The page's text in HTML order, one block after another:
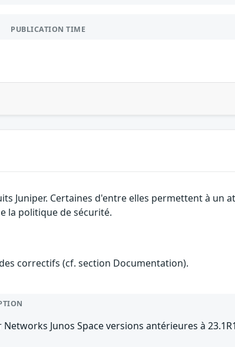
PUBLICATION TIME
Juniper. Certaines d'entre elles permettent à
la politique de sécurité.
correctifs (cf. section Documentation).
Networks Junos Space versions antérieures à 23.1R1